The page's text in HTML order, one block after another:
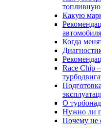
топливную
Какую
автомобиля
Когда
Race Chip
О
Нужно ли
Почему не